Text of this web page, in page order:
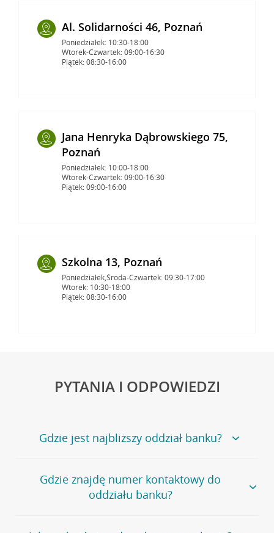
Al. Solidarności 46, Poznań
Poniedziałek: 10:30-18:00
Wtorek-Czwartek: 09:00-16:30
Piątek: 08:30-16:00
Jana Henryka Dąbrowskiego 75,
Poznań
Poniedziałek: 10:00-18:00
Wtorek-Czwartek: 09:00-16:30
Piątek: 09:00-16:00
Szkolna 13, Poznań
Poniedziałek,Środa-Czwartek: 09:30-17:00
Wtorek: 10:30-18:00
Piątek: 08:30-16:00
PYTANIA I ODPOWIEDZI
Gdzie jest najbliższy oddział banku?
Jeśli szukasz oddziału naszego banku, zapraszamy na
stronęPlacówki i bankomaty, na której znajduje się
wygodna wyszukiwarka.
oddziałów
Gdzie znajdę numer kontaktowy do
oddziału banku?
Bank Credit Agricole nie udostępnia ogólnego numeru